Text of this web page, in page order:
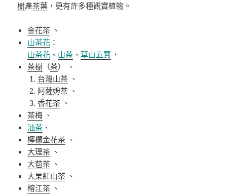
樹產茶葉 ，更有許多種觀賞植物。
金花茶 、
山茶花 ：
山茶花 、 山茶 、草山五寶 、
茶樹 （茶） 、
台灣山茶 、
阿薩姆茶 、
香花茶 、
茶梅 、
油茶 、
檸檬金花茶 、
大理茶 、
大苞茶 、
大果紅山茶 、
榕江茶 、